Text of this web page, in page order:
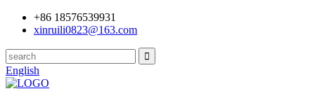
+86 18576539931
xinruili0823@163.com
English